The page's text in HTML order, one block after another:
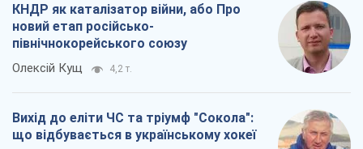
КНДР як каталізатор війни, або Про
новий етап російсько-
північнокорейського союзу
Олексій Кущ 4,2 т.
Вихід до еліти ЧС та тріумф "Сокола":
що відбувається в українському хокеї